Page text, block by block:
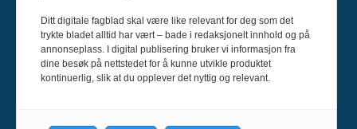
Varsom-plakatens regler for god
presseskikk.
Ditt digitale fagblad skal være like relevant for deg som det
trykte bladet alltid har vært – bade i redaksjonelt innhold og på
annonseplass. I digital publisering bruker vi informasjon fra
dine besøk på nettstedet for å kunne utvikle produktet
kontinuerlig, slik at du opplever det nyttig og relevant.